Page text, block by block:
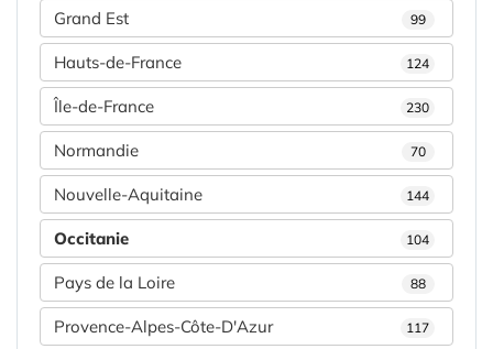
Grand Est 99
Hauts-de-France 124
Île-de-France 230
Normandie 70
Nouvelle-Aquitaine 144
Occitanie 104
Pays de la Loire 88
Provence-Alpes-Côte-D'Azur 117